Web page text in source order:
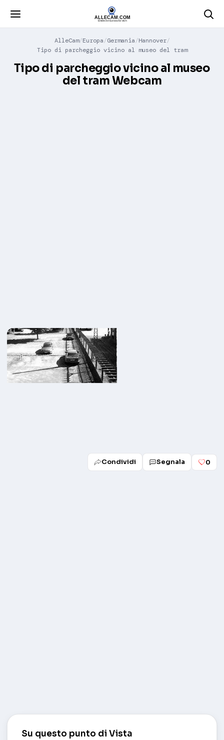
AlleCam Europa Germania Hannover
Tipo di parcheggio vicino al museo del tram
Tipo di parcheggio vicino al museo
del tram Webcam
Condividi Segnala 0
Su questo punto di Vista